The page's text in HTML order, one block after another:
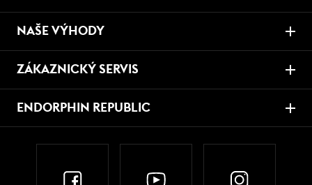
NAŠE VÝHODY
ZÁKAZNICKÝ SERVIS
ENDORPHIN REPUBLIC